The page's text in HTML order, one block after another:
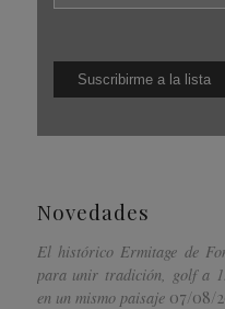
Novedades
El histórico Ermitage de
para unir tradición, golf a
en un mismo paisaje 07/08/